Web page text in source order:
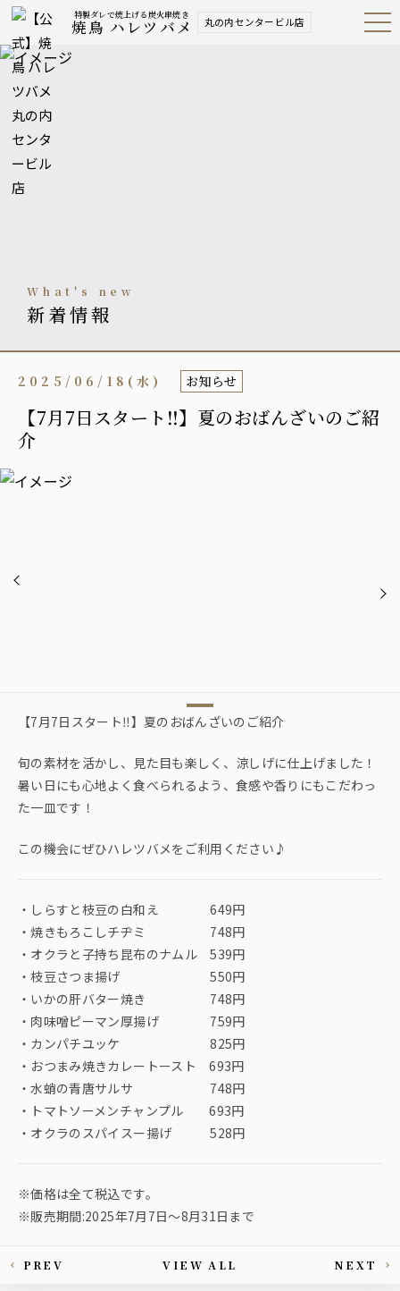
特製ダレで焼上げる炭火串焼き
焼鳥 ハレツバメ 丸の内センタービル店 Open
Navig
what's new
新着情報
【7月7日スタート‼︎】夏のおばんざいのご紹
介
2025/06/18(水) お知らせ
【7月7日スタート‼︎】夏のおばんざいのご紹介
旬の素材を活かし、見た目も楽しく、涼しげに仕上げました！
暑い日にも心地よく食べられるよう、食感や香りにもこだわっ
た一皿です！
この機会にぜひハレツバメをご利用ください♪
・しらすと枝豆の白和え 649円
・焼きもろこしチヂミ 748円
・オクラと子持ち昆布のナムル 539円
・枝豆さつま揚げ 550円
・いかの肝バター焼き 748円
・肉味噌ピーマン厚揚げ 759円
・カンパチユッケ 825円
・おつまみ焼きカレートースト 693円
・水蛸の青唐サルサ 748円
・トマトソーメンチャンプル 693円
・オクラのスパイスー揚げ 528円
※価格は全て税込です。
※販売期間:2025年7月7日〜8月31日まで
This article's paging
PREV VIEW ALL NEXT